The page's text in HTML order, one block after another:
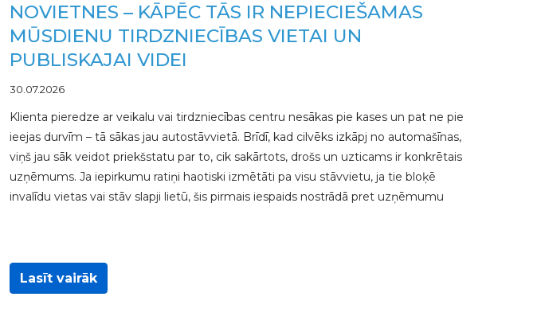
NOVIETNES – KĀPĒC TĀS IR NEPIECIEŠAMAS
MŪSDIENU TIRDZNIECĪBAS VIETAI UN
PUBLISKAJAI VIDEI
30.07.2026
Klienta pieredze ar veikalu vai tirdzniecības centru nesākas pie kases un pat ne pie
ieejas durvīm – tā sākas jau autostāvvietā. Brīdī, kad cilvēks izkāpj no automašīnas,
viņš jau sāk veidot priekšstatu par to, cik sakārtots, drošs un uzticams ir konkrētais
uzņēmums. Ja iepirkumu ratiņi haotiski izmētāti pa visu stāvvietu, ja tie bloķē
invalīdu vietas vai stāv slapji lietū, šis pirmais iespaids nostrādā pret uzņēmumu
Lasīt vairāk